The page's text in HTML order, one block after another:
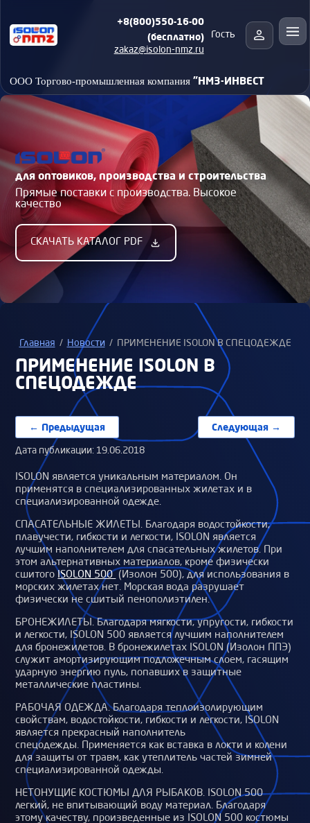
+8(800)550-16-00
(бесплатно)
zakaz@isolon-nmz.ru
Гость
ООО Торгово-промышленная компания"НМЗ-ИНВЕСТ
для оптовиков, производства и строительства
Прямые поставки с производства. Высокое
качество
СКАЧАТЬ КАТАЛОГ PDF
Главная / Новости / ПРИМЕНЕНИЕ ISOLON В СПЕЦОДЕЖДЕ
ПРИМЕНЕНИЕ ISOLON В
СПЕЦОДЕЖДЕ
← Предыдущая Следующая →
Дата публикации: 19.06.2018
ISOLON является уникальным материалом. Он
применятся в специализированных жилетах и в
специализированной одежде.
СПАСАТЕЛЬНЫЕ ЖИЛЕТЫ. Благодаря водостойкости,
плавучести, гибкости и легкости, ISOLON является
лучшим наполнителем для спасательных жилетов. При
этом альтернативных материалов, кроме физически
сшитогоISOLON 500 (Изолон 500), для использования в
морских жилетах нет. Морская вода разрушает
физически не сшитый пенополиэтилен.
БРОНЕЖИЛЕТЫ. Благодаря мягкости, упругости, гибкости
и легкости, ISOLON 500 является лучшим наполнителем
для бронежилетов. В бронежилетах ISOLON (Изолон ППЭ)
служит амортизирующим подложечным слоем, гасящим
ударную энергию пуль, попавших в защитные
металлические пластины.
РАБОЧАЯ ОДЕЖДА. Благодаря теплоизолирующим
свойствам, водостойкости, гибкости и легкости, ISOLON
является прекрасный наполнитель
спецодежды. Применяется как вставка в локти и колени
для защиты от травм, как утеплитель частей зимней
специализированной одежды.
НЕТОНУЩИЕ КОСТЮМЫ ДЛЯ РЫБАКОВ. ISOLON 500
легкий, не впитывающий воду материал. Благодаря
этому качеству, произведенные из ISOLON 500 костюмы